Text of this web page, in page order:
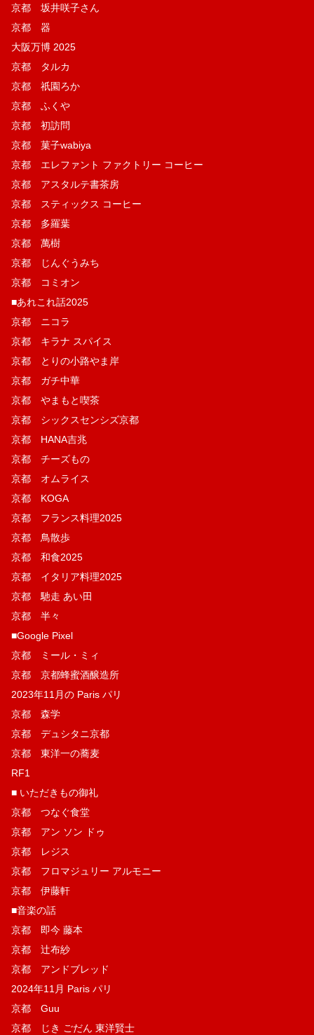
京都 坂井咲子さん
京都 器
大阪万博 2025
京都 タルカ
京都 祇園ろか
京都 ふくや
京都 初訪問
京都 菓子wabiya
京都 エレファント ファクトリー コーヒー
京都 アスタルテ書茶房
京都 スティックス コーヒー
京都 多羅葉
京都 萬樹
京都 じんぐうみち
京都 コミオン
■あれこれ話2025
京都 ニコラ
京都 キラナ スパイス
京都 とりの小路やま岸
京都 ガチ中華
京都 やまもと喫茶
京都 シックスセンシズ京都
京都 HANA吉兆
京都 チーズもの
京都 オムライス
京都 KOGA
京都 フランス料理2025
京都 鳥散歩
京都 和食2025
京都 イタリア料理2025
京都 馳走 あい田
京都 半々
■Google Pixel
京都 ミール・ミィ
京都 京都蜂蜜酒醸造所
2023年11月の Paris パリ
京都 森学
京都 デュシタニ京都
京都 東洋一の蕎麦
RF1
■ いただきもの御礼
京都 つなぐ食堂
京都 アン ソン ドゥ
京都 レジス
京都 フロマジュリー アルモニー
京都 伊藤軒
■音楽の話
京都 即今 藤本
京都 辻布紗
京都 アンドブレッド
2024年11月 Paris パリ
京都 Guu
京都 じき ごだん 東洋賢士